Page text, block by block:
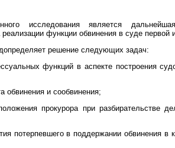
исследования является
функции обвинения в суде первой
решение следующих задач:
функций в аспекте построения
обвинения и сообвинения;
прокурора при разбирательстве
потерпевшего в поддержании обвинения в